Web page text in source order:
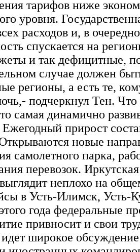
тарифов ниже
уровня.
расходов и, в
спускается на
и так дефицитные,
случае должен
регионы, а есть те,
подчеркнул Тен. Что
самая динамично
Ежегодный прирост
новые
самолетного парка,
перевозок.
неплохо на
в Усть-Илимск, Усть-
года федеральные
привносит и свои
широкое